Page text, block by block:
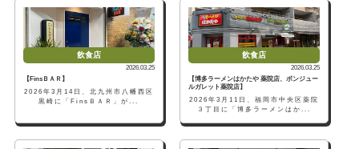
飲食店
2026.03.25
【FinsＢＡＲ】
2026年3月14日、北九州市八幡西区
黒崎に「FinsＢＡＲ」が...
飲食店
2026.03.25
【博多ラーメンはかたや 薬院店、ボンジュー
ルガレット薬院店】
2026年3月11日、福岡市中央区薬院
３丁目に「博多ラーメンはか...